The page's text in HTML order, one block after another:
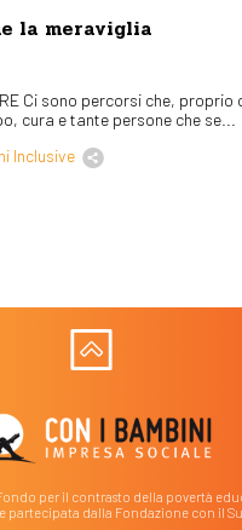
la meraviglia
Ci sono percorsi che, proprio
cura e tante persone che se...
Inclusive
per il contrasto della povertà
partecipata dalla Fondazione con il